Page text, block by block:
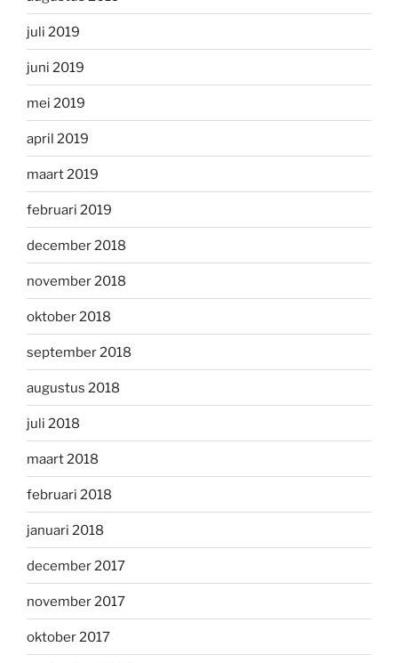
juli 2019
juni 2019
mei 2019
april 2019
maart 2019
februari 2019
december 2018
november 2018
oktober 2018
september 2018
augustus 2018
juli 2018
maart 2018
februari 2018
januari 2018
december 2017
november 2017
oktober 2017